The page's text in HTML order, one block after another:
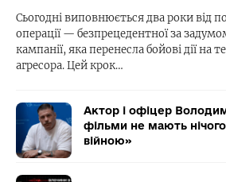
Сьогодні виповнюється два роки від
операції — безпрецедентної за
кампанії, яка перенесла бойові дії на
агресора. Цей крок…
Актор і офіцер
фільми не мають нічого
війною»